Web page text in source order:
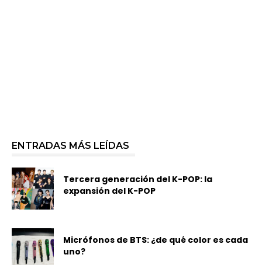
ENTRADAS MÁS LEÍDAS
Tercera generación del K-POP: la
expansión del K-POP
Micrófonos de BTS: ¿de qué color es cada
uno?